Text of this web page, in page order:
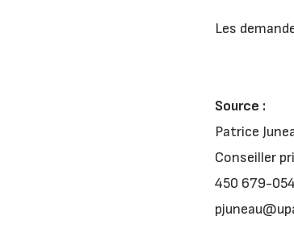
Les
Source :
Patrice
Conseiller
450 679-